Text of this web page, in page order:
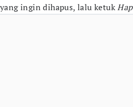
ingin dihapus, lalu ketuk